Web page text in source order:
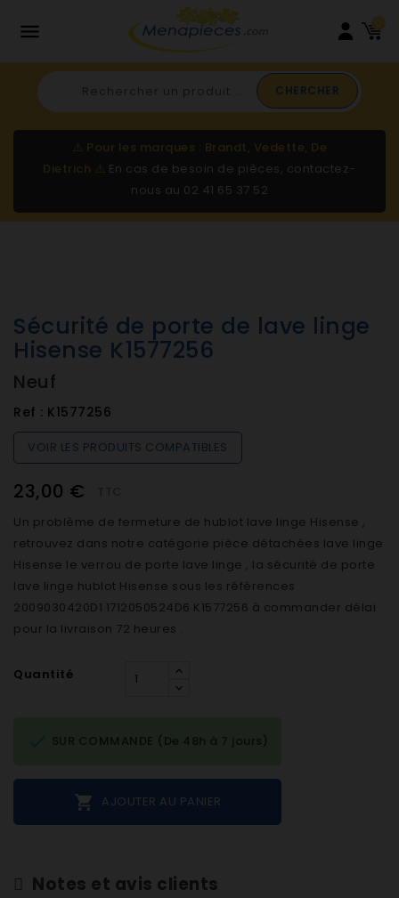
 0
CHERCHER
⚠️ Pour les marques : Brandt, Vedette, De
Dietrich ⚠️ En cas de besoin de pièces, contactez-
nous au 02 41 65 37 52
Sécurité de porte de lave linge
Hisense K1577256
Neuf
Ref : K1577256
VOIR LES PRODUITS COMPATIBLES
23,00 €
Un problème de fermeture de hublot lave linge Hisense ,
retrouvez dans notre catégorie pièce détachées lave linge
Hisense le verrou de porte lave linge , la sécurité de porte
lave linge hublot Hisense sous les références
2009030420D1 1712050524D6 K1577256 à commander délai
pour la livraison 72 heures .
Quantité
 AJOUTER AU PANIER
SUR COMMANDE (De 48h à 7 jours)
Notes et avis clients